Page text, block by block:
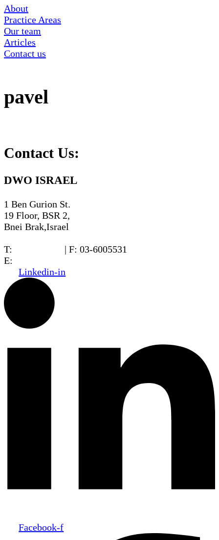
About
Practice Areas
Our team
Articles
Contact us
pavel
Contact Us:
DWO ISRAEL
1 Ben Gurion St.
19 Floor, BSR 2,
Bnei Brak,Israel
T:
| F: 03-6005531
E:
Linkedin-in
Facebook-f